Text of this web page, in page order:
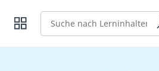
Suche